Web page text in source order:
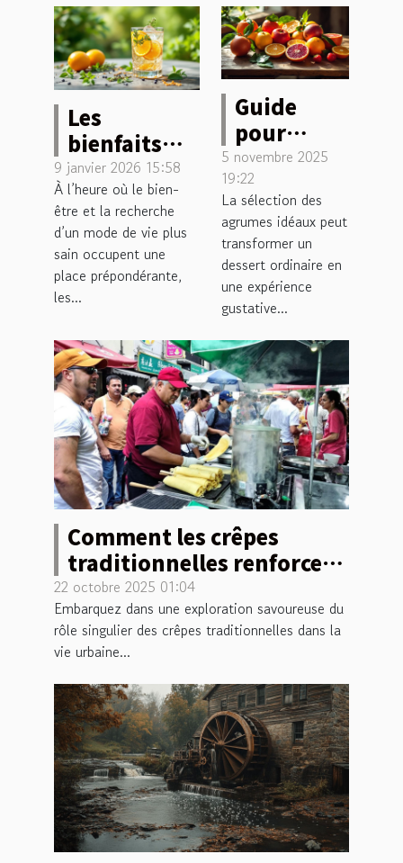
Les
bienfaits
surprenants
des
spiritueux
sans alcool
9 janvier 2026 15:58
À l’heure où le bien-
être et la recherche
d’un mode de vie plus
sain occupent une
place prépondérante,
les...
Guide
pour
choisir les
meilleurs
agrumes
pour vos
desserts
5 novembre 2025
19:22
La sélection des
agrumes idéaux peut
transformer un
dessert ordinaire en
une expérience
gustative...
Comment les crêpes
traditionnelles renforcent
la convivialité urbaine ?
22 octobre 2025 01:04
Embarquez dans une exploration savoureuse du
rôle singulier des crêpes traditionnelles dans la
vie urbaine...